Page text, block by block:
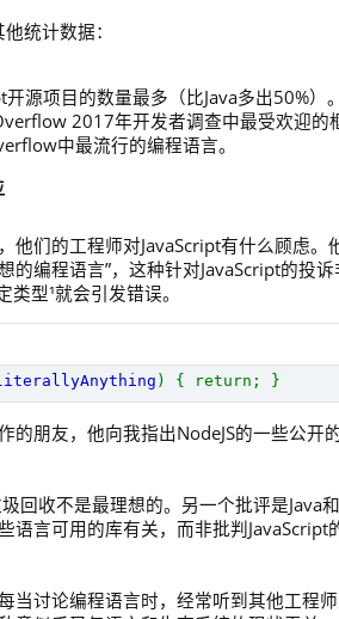
统计数据：
源项目的数量最多（比Java多出50%）。
2017年开发者调查中最受欢迎的
中最流行的编程语言。
他们的工程师对JavaScript有什么顾虑。
的编程语言”，这种针对JavaScript的投
型¹就会引发错误。
) { return; }
的朋友，他向我指出NodeJS的一些公开
回收不是最理想的。另一个批评是
语言可用的库有关，而非批判
当讨论编程语言时，经常听到其他工程